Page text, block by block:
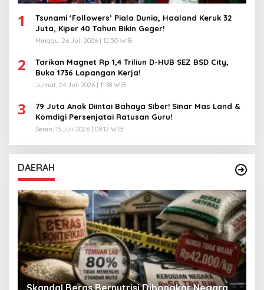
1
Tsunami ‘Followers’ Piala Dunia, Haaland Keruk 32
Juta, Kiper 40 Tahun Bikin Geger!
Minggu, 26 Juli 2026 | 12:50 WIB
2
Tarikan Magnet Rp 1,4 Triliun D-HUB SEZ BSD City,
Buka 1736 Lapangan Kerja!
Jumat, 24 Juli 2026 | 11:38 WIB
3
79 Juta Anak Diintai Bahaya Siber! Sinar Mas Land &
Komdigi Persenjatai Ratusan Guru!
Senin, 13 Juli 2026 | 09:12 WIB
DAERAH
Skandal Beras Bernutrisi Dibongkar Negara